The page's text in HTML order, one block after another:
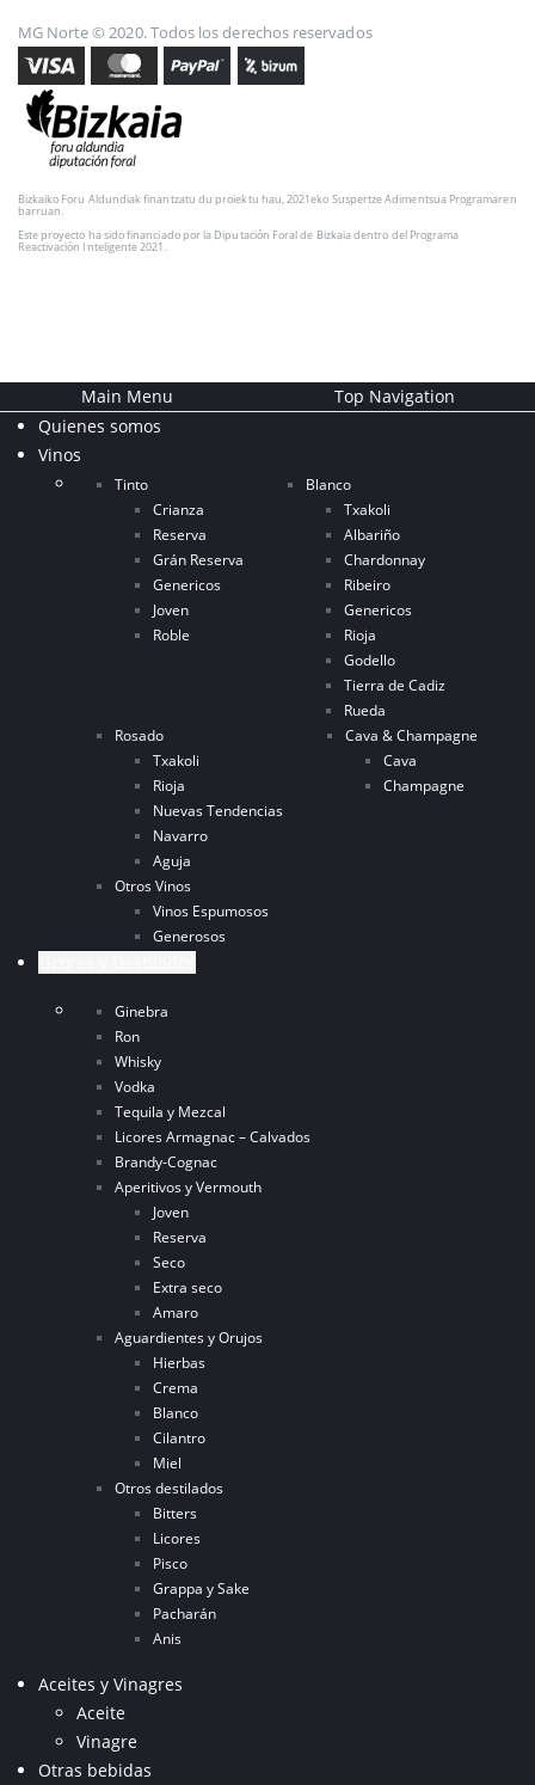
MG Norte © 2020. Todos los derechos reservados
Bizkaiko Foru Aldundiak finantzatu du proiektu hau, 2021eko Suspertze Adimentsua Programaren
barruan.
Este proyecto ha sido financiado por la Diputación Foral de Bizkaia dentro del Programa
Reactivación Inteligente 2021.
Main Menu
Top Navigation
Quienes somos
Vinos
Tinto
Crianza
Reserva
Grán Reserva
Genericos
Joven
Roble
Blanco
Txakoli
Albariño
Chardonnay
Ribeiro
Genericos
Rioja
Godello
Tierra de Cadiz
Rueda
Rosado
Txakoli
Rioja
Nuevas Tendencias
Navarro
Aguja
Cava & Champagne
Cava
Champagne
Otros Vinos
Vinos Espumosos
Generosos
Ginebra
Ron
Whisky
Vodka
Tequila y Mezcal
Licores Armagnac – Calvados
Brandy-Cognac
Aperitivos y Vermouth
Joven
Reserva
Seco
Extra seco
Amaro
Aguardientes y Orujos
Hierbas
Crema
Blanco
Cilantro
Miel
Otros destilados
Bitters
Licores
Pisco
Grappa y Sake
Pacharán
Anis
Aceites y Vinagres
Aceite
Vinagre
Otras bebidas